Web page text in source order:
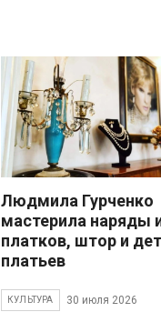
Людмила Гурченко
мастерила наряды
платков, штор и
платьев
КУЛЬТУРА 30 июля 2026